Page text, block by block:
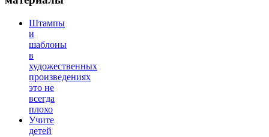
Штампы
и
шаблоны
в
художественных
произведениях
это не
всегда
плохо
Учите
детей